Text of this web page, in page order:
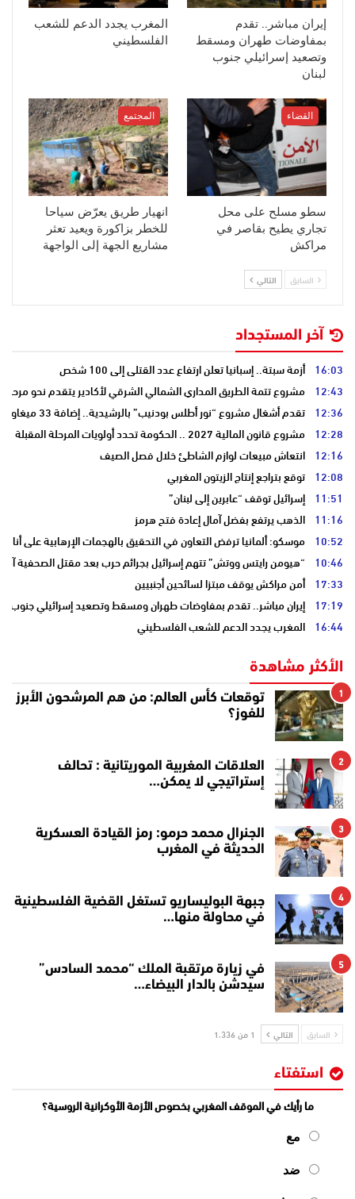
إيران مباشر.. تقدم
بمفاوضات طهران ومسقط
وتصعيد إسرائيلي جنوب
لبنان
المغرب يجدد الدعم للشعب
الفلسطيني
القضاء
سطو مسلح على محل
تجاري يطيح بقاصر في
مراكش
المجتمع
انهيار طريق يعرّض سياحا
للخطر بزاكورة ويعيد تعثر
مشاريع الجهة إلى الواجهة
السابق التالي
آخر المستجداد
16:03 أزمة سبتة.. إسبانيا تعلن ارتفاع عدد القتلى إلى 100 شخص
12:43 مشروع تتمة الطريق المداري الشمالي الشرقي لأكادير يتقدم نحو مرحلة
12:36 تقدم أشغال مشروع “نور أطلس بودنيب” بالرشيدية.. إضافة 33 ميغاوات إلى الشبكة الوطنية
12:28 مشروع قانون المالية 2027 .. الحكومة تحدد أولويات المرحلة المقبلة
12:16 انتعاش مبيعات لوازم الشاطئ خلال فصل الصيف
12:08 توقع بتراجع إنتاج الزيتون المغربي
11:51 إسرائيل توقف “عابرين إلى لبنان”
11:16 الذهب يرتفع بفضل آمال إعادة فتح هرمز
10:52 موسكو: ألمانيا ترفض التعاون في التحقيق بالهجمات الإرهابية على
10:46 “هيومن رايتس ووتش” تتهم إسرائيل بجرائم حرب بعد مقتل الصحفية
17:33 أمن مراكش يوقف مبتزا لسائحين أجنبيين
17:19 إيران مباشر.. تقدم بمفاوضات طهران ومسقط وتصعيد إسرائيلي جنوب
16:44 المغرب يجدد الدعم للشعب الفلسطيني
الأكثر مشاهدة
1
توقعات كأس العالم: من هم المرشحون الأبرز
للفوز؟
2
العلاقات المغربية الموريتانية : تحالف
إستراتيجي لا يمكن…
3
الجنرال محمد حرمو: رمز القيادة العسكرية
الحديثة في المغرب
4
جبهة البوليساريو تستغل القضية الفلسطينية
في محاولة منها…
5
في زيارة مرتقبة الملك “محمد السادس”
سيدشن بالدار البيضاء…
السابق التالي 1 من 1٬336
استفتاء
ما رأيك في الموقف المغربي بخصوص الأزمة الأوكرانية الروسية؟
مع
ضد